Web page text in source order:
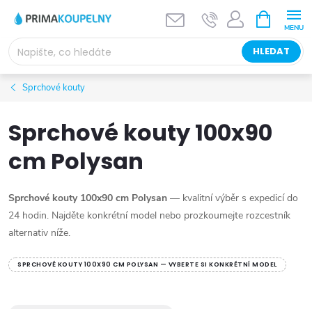
obsah
HLEDAT
NÁKUPNÍ
KOŠÍK
Sprchové kouty
Sprchové kouty 100x90
cm Polysan
Sprchové kouty 100x90 cm Polysan — kvalitní výběr s expedicí do
24 hodin. Najděte konkrétní model nebo prozkoumejte rozcestník
alternativ níže.
SPRCHOVÉ KOUTY 100X90 CM POLYSAN — VYBERTE SI KONKRÉTNÍ MODEL